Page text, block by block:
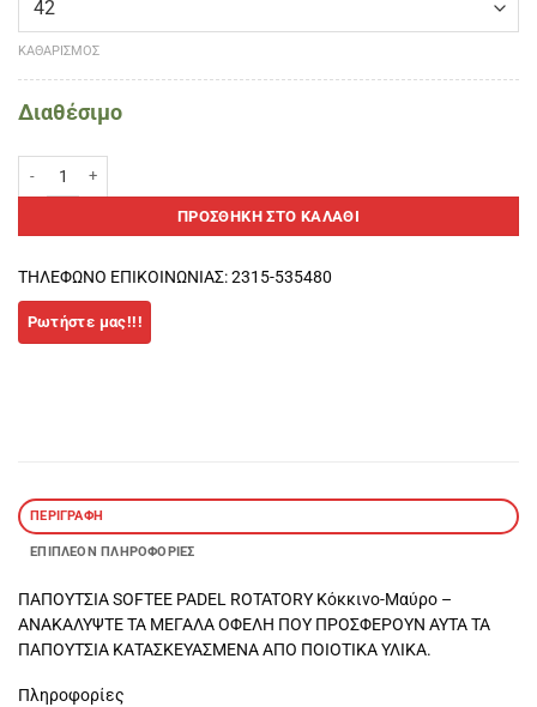
ΚΑΘΑΡΙΣΜΌΣ
Διαθέσιμο
ΠΡΟΣΘΉΚΗ ΣΤΟ ΚΑΛΆΘΙ
ΤΗΛΕΦΩΝΟ ΕΠΙΚΟΙΝΩΝΙΑΣ: 2315-535480
ΠΕΡΙΓΡΑΦΉ
ΕΠΙΠΛΈΟΝ ΠΛΗΡΟΦΟΡΊΕΣ
ΠΑΠΟΥΤΣΙΑ SOFTEE PADEL ROTATORY Κόκκινο-Μαύρο –
ΑΝΑΚΑΛΥΨΤΕ ΤΑ ΜΕΓΑΛΑ ΟΦΕΛΗ ΠΟΥ ΠΡΟΣΦΕΡΟΥΝ ΑΥΤΑ ΤΑ
ΠΑΠΟΥΤΣΙΑ ΚΑΤΑΣΚΕΥΑΣΜΕΝΑ ΑΠΟ ΠΟΙΟΤΙΚΑ ΥΛΙΚΑ.
Πληροφορίες